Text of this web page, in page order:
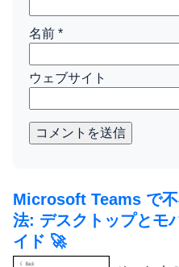
名前 *
ウェブサイト
コメントを送信
Microsoft Teams で
法: デスクトップとモ
イド 🚀